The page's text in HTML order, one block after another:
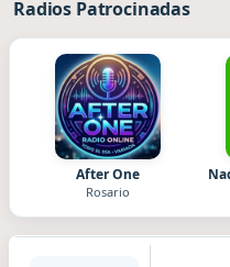
Radios Patrocinadas
After One
Rosario